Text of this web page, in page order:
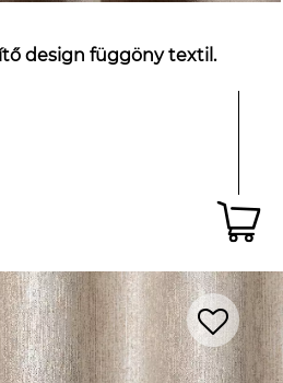
design függöny textil.